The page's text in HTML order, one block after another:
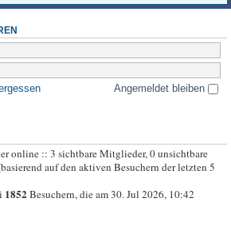
Angemeldet bleiben
online :: 3 sichtbare Mitglieder, 0 unsichtbare
auf den aktiven Besuchern der letzten 5
1852Besuchern, die am 30. Jul 2026, 10:42